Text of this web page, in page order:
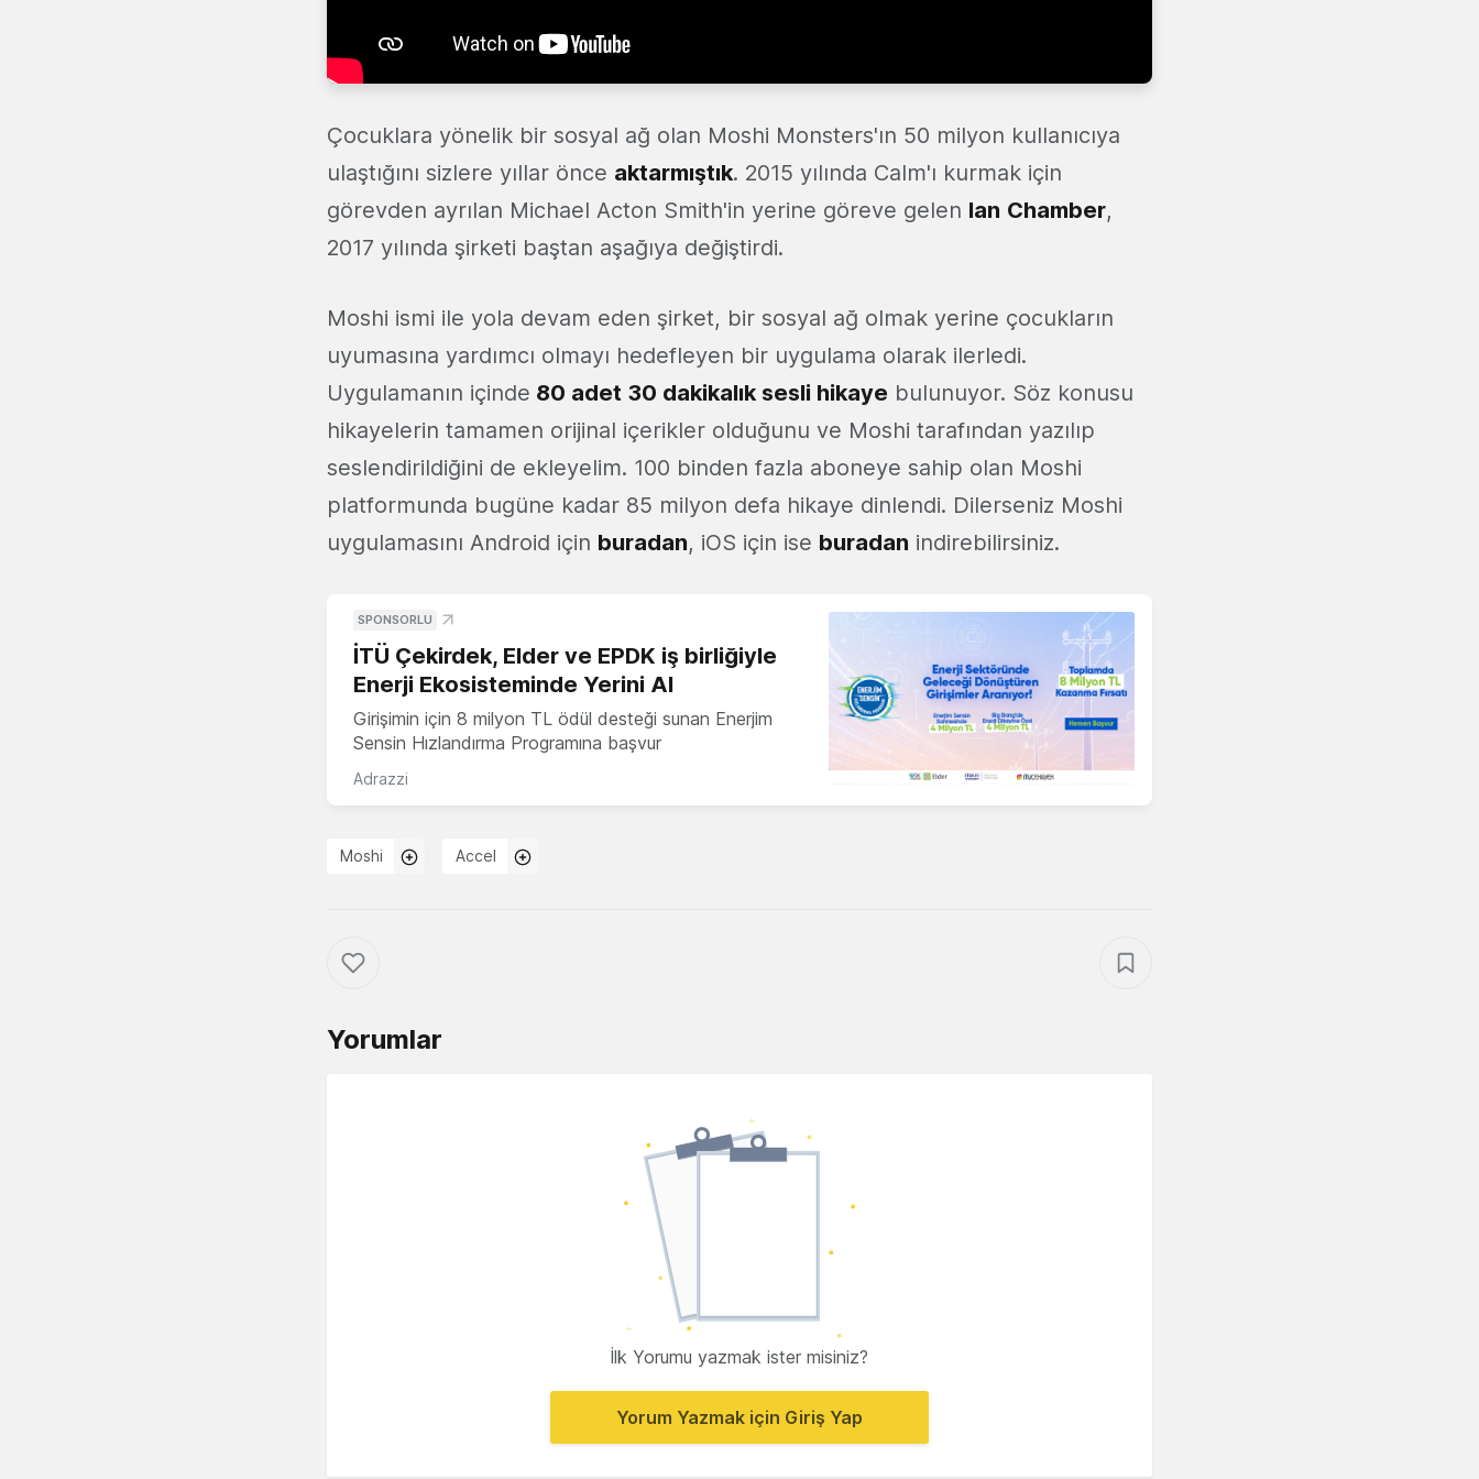
Çocuklara yönelik bir sosyal ağ olan Moshi Monsters'ın 50 milyon kullanıcıya
ulaştığını sizlere yıllar önce aktarmıştık. 2015 yılında Calm'ı kurmak için
görevden ayrılan Michael Acton Smith'in yerine göreve gelen Ian Chamber,
2017 yılında şirketi baştan aşağıya değiştirdi.
Moshi ismi ile yola devam eden şirket, bir sosyal ağ olmak yerine çocukların
uyumasına yardımcı olmayı hedefleyen bir uygulama olarak ilerledi.
Uygulamanın içinde 80 adet 30 dakikalık sesli hikaye bulunuyor. Söz konusu
hikayelerin tamamen orijinal içerikler olduğunu ve Moshi tarafından yazılıp
seslendirildiğini de ekleyelim. 100 binden fazla aboneye sahip olan Moshi
platformunda bugüne kadar 85 milyon defa hikaye dinlendi. Dilerseniz Moshi
uygulamasını Android için buradan, iOS için ise buradan indirebilirsiniz.
SPONSORLU
İTÜ Çekirdek, Elder ve EPDK iş birliğiyle
Enerji Ekosisteminde Yerini Al
Girişimin için 8 milyon TL ödül desteği sunan Enerjim
Sensin Hızlandırma Programına başvur
Adrazzi
Moshi Accel
Yorumlar
İlk Yorumu yazmak ister misiniz?
Yorum Yazmak için Giriş Yap